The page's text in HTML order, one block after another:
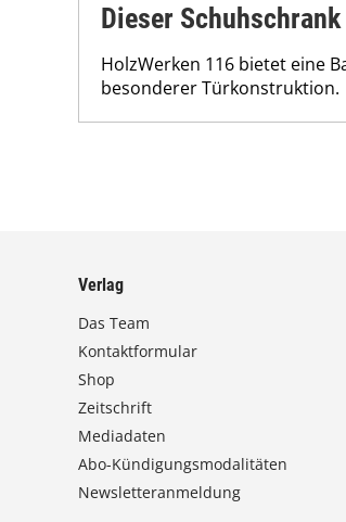
Dieser
HolzWerken 116 bietet eine
besonderer Türkonstruktion.
Verlag
Das Team
Kontaktformular
Shop
Zeitschrift
Mediadaten
Abo-Kündigungsmodalitäten
Newsletteranmeldung